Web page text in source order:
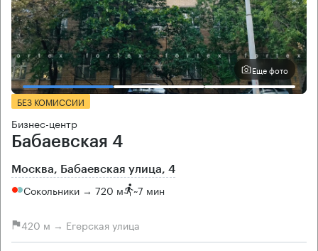
Еще фото
БЕЗ КОМИССИИ
Бизнес-центр
Бабаевская 4
Москва, Бабаевская улица, 4
Сокольники → 720 м ~7 мин
420 м → Егерская улица